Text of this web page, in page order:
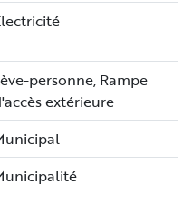
personne, Rampe
extérieure